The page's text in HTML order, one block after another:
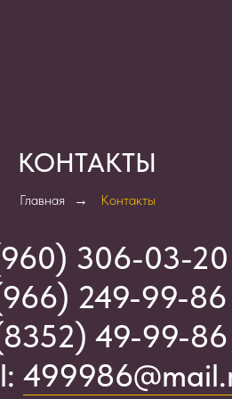
КОНТАКТЫ
Главная → Контакты
306-03-20
249-99-86
49-99-86